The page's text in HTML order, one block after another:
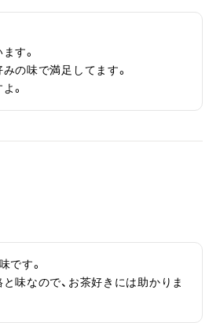
す。
の味で満足してます。
。
です。
味なので、お茶好きには助かりま